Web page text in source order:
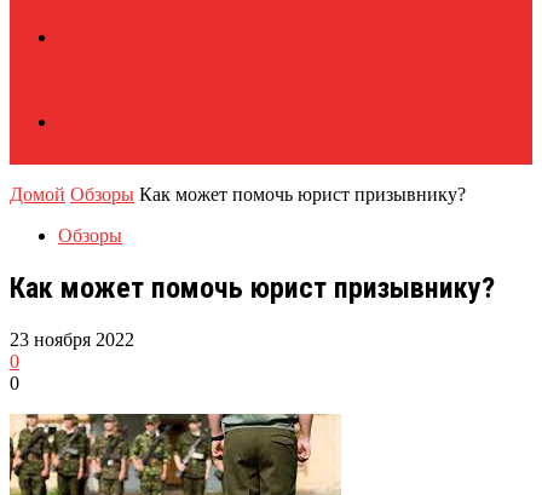
Домой Обзоры Как может помочь юрист призывнику?
Обзоры
Как может помочь юрист призывнику?
23 ноября 2022
0
0